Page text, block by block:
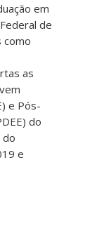
em
de
como
as
e Pós-
do
do
e